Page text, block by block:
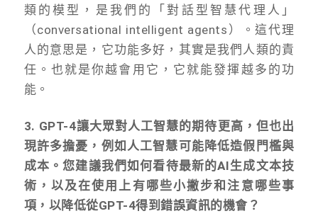
類的模型，是我們的「對話型智慧代理人」
（conversational intelligent agents）。這代理
人的意思是，它功能多好，其實是我們人類的責
任。也就是你越會用它，它就能發揮越多的功
能。
3. GPT-4讓大眾對人工智慧的期待更高，但也出
現許多擔憂，例如人工智慧可能降低造假門檻與
成本。您建議我們如何看待最新的AI生成文本技
術，以及在使用上有哪些小撇步和注意哪些事
項，以降低從GPT-4得到錯誤資訊的機會？